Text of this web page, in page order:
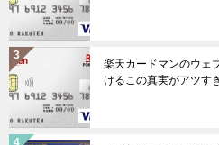
楽天カードマンのウェ
けるこの真実がアツす